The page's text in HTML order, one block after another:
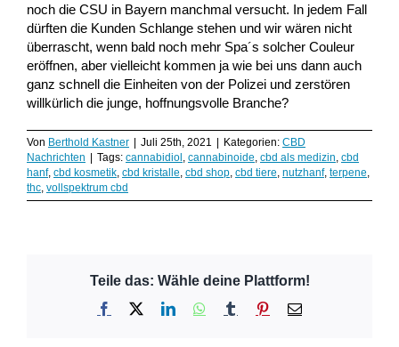
noch die CSU in Bayern manchmal versucht. In jedem Fall
dürften die Kunden Schlange stehen und wir wären nicht
überrascht, wenn bald noch mehr Spa´s solcher Couleur
eröffnen, aber vielleicht kommen ja wie bei uns dann auch
ganz schnell die Einheiten von der Polizei und zerstören
willkürlich die junge, hoffnungsvolle Branche?
Von Berthold Kastner | Juli 25th, 2021 | Kategorien: CBD
Nachrichten | Tags: cannabidiol, cannabinoide, cbd als medizin, cbd
hanf, cbd kosmetik, cbd kristalle, cbd shop, cbd tiere, nutzhanf, terpene,
thc, vollspektrum cbd
Teile das: Wähle deine Plattform!
Facebook LinkedInWhatsApp
Tumblr Pinterest
E-